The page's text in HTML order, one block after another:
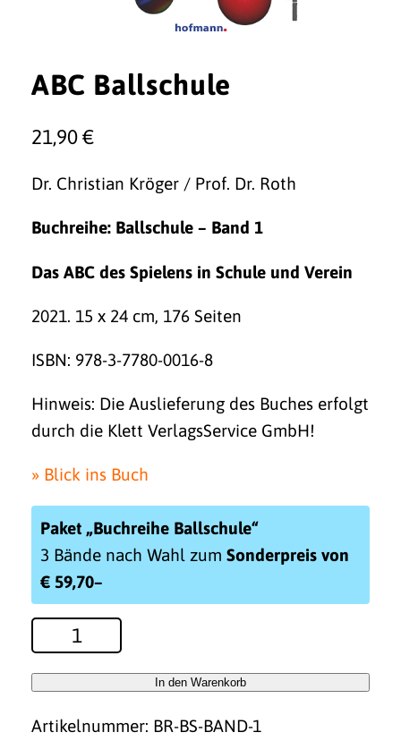
ABC Ballschule
21,90€
Dr. Christian Kröger / Prof. Dr. Roth
Buchreihe: Ballschule – Band 1
Das ABC des Spielens in Schule und Verein
2021. 15 x 24 cm, 176 Seiten
ISBN: 978-3-7780-0016-8
Hinweis: Die Auslieferung des Buches erfolgt
durch die Klett VerlagsService GmbH!
» Blick ins Buch
Paket „Buchreihe Ballschule“
3 Bände nach Wahl zum Sonderpreis von
€ 59,70–
Ballschule
In den Warenkorb
Artikelnummer: BR-BS-BAND-1